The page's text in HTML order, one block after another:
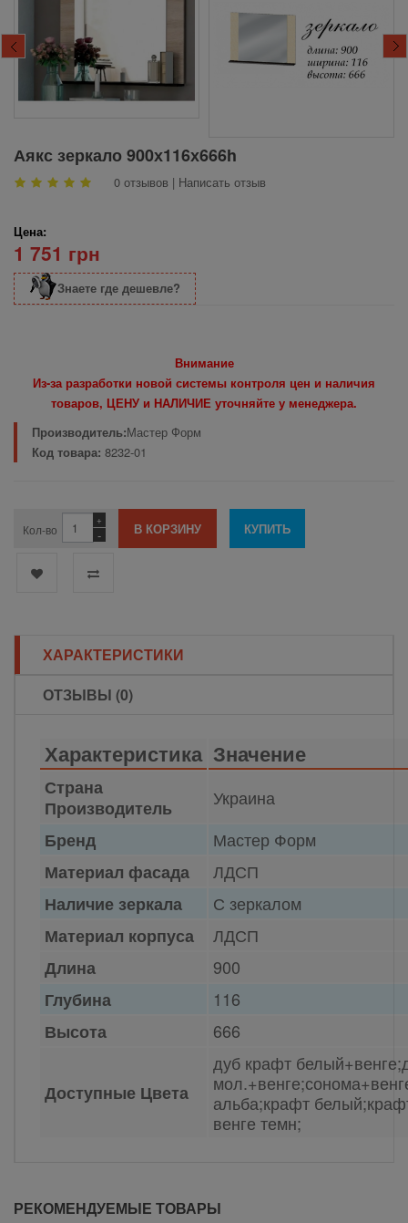
Аякс зеркало 900х116х666h
0 отзывов | Написать отзыв
Цена:
1 751 грн
Знаете где дешевле?
Внимание
Из-за разработки новой системы контроля цен и наличия
товаров, ЦЕНУ и НАЛИЧИЕ уточняйте у менеджера.
Производитель:Мастер Форм
Код товара: 8232-01
Кол-во -
+
ХАРАКТЕРИСТИКИ
ОТЗЫВЫ (0)
Характеристика Значение
Страна
Производитель
Украина
Бренд
Мастер Форм
Материал фасада
ЛДСП
Наличие зеркала
С зеркалом
Материал корпуса
ЛДСП
Длина
900
Глубина
116
Высота
666
Доступные Цвета
дуб крафт
альба;крафт
венге темн;
РЕКОМЕНДУЕМЫЕ ТОВАРЫ